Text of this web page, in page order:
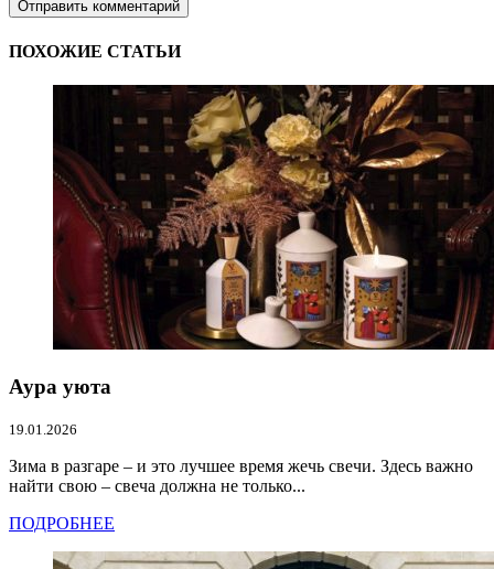
ПОХОЖИЕ СТАТЬИ
Аура уюта
19.01.2026
Зима в разгаре – и это лучшее время жечь свечи. Здесь важно
найти свою – свеча должна не только...
ПОДРОБНЕЕ